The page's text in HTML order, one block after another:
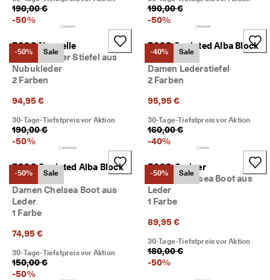
190,00 €
-50%
190,00 €
-50%
-50% Sale
ECCO Nouvelle
Damen Hoher Stiefel aus
Nubukleder
2 Farben
94,95 €
30-Tage-Tiefstpreis vor Aktion
190,00 €
-50%
-40% Sale
ECCO Sculpted Alba Block
65
Damen Lederstiefel
2 Farben
95,95 €
30-Tage-Tiefstpreis vor Aktion
160,00 €
-40%
-50% Sale
ECCO Sculpted Alba Block
65
Damen Chelsea Boot aus
Leder
1 Farbe
74,95 €
30-Tage-Tiefstpreis vor Aktion
150,00 €
-50%
-50% Sale
ECCO Grainer
Damen Chelsea Boot aus
Leder
1 Farbe
89,95 €
30-Tage-Tiefstpreis vor Aktion
180,00 €
-50%